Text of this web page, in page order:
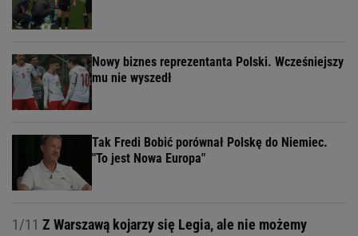
Nowy biznes reprezentanta Polski. Wcześniejszy
mu nie wyszedł
Tak Fredi Bobić porównał Polskę do Niemiec.
"To jest Nowa Europa"
1/11 Z Warszawą kojarzy się Legia, ale nie możemy